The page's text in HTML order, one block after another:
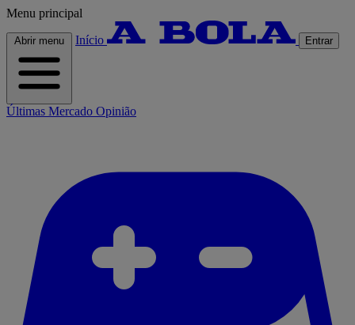
Menu principal
Abrir menu Início Entrar
Últimas Mercado Opinião